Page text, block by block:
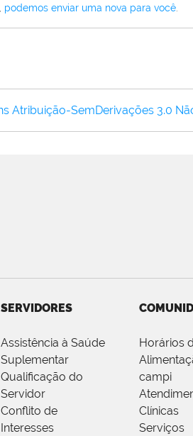
podemos enviar uma nova para você
Atribuição-SemDerivações 3.0
SERVIDORES
Assistência à Saúde
Suplementar
Qualificação do
Servidor
Conflito de
Interesses
Horários
campi
Clínicas
Serviços